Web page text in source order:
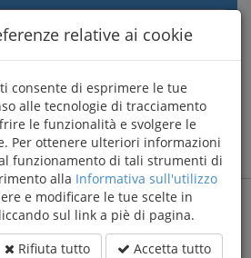
menu
relative ai cookie
consente di esprimere le tue
alle tecnologie di tracciamento
le funzionalità e svolgere le
Per ottenere ulteriori informazioni
funzionamento di tali strumenti di
alla Informativa sull'utilizzo
e modificare le tue scelte in
sul link a piè di pagina.
Rifiuta tutto
Accetta tutto